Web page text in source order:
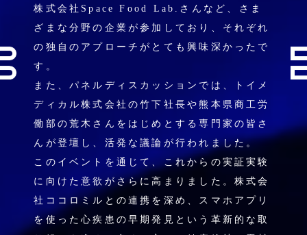
株式会社Space Food Lab.さんなど、さま
ざまな分野の企業が参加しており、それぞれ
の独自のアプローチがとても興味深かったで
す。
また、パネルディスカッションでは、トイメ
ディカル株式会社の竹下社長や熊本県商工労
働部の荒木さんをはじめとする専門家の皆さ
んが登壇し、活発な議論が行われました。
このイベントを通じて、これからの実証実験
に向けた意欲がさらに高まりました。株式会
社ココロミルとの連携を深め、スマホアプリ
を使った心疾患の早期発見という革新的な取